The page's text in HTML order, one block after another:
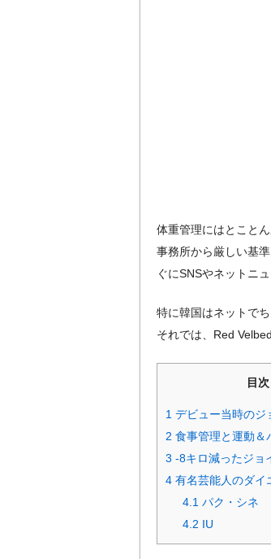
体重管理にはとこと
事務所から厳しい基
ぐにSNSやネットニ
特に韓国はネットで
それでは、Red
目次
1 デビュー当時のジ
2 食事管理と運動＆
3 -8キロ減ったジョ
4 有名芸能人のダイ
4.1 パク・シネ
4.2 IU